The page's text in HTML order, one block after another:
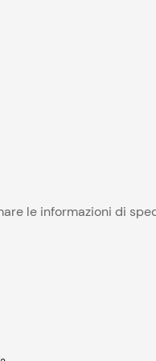
le informazioni di